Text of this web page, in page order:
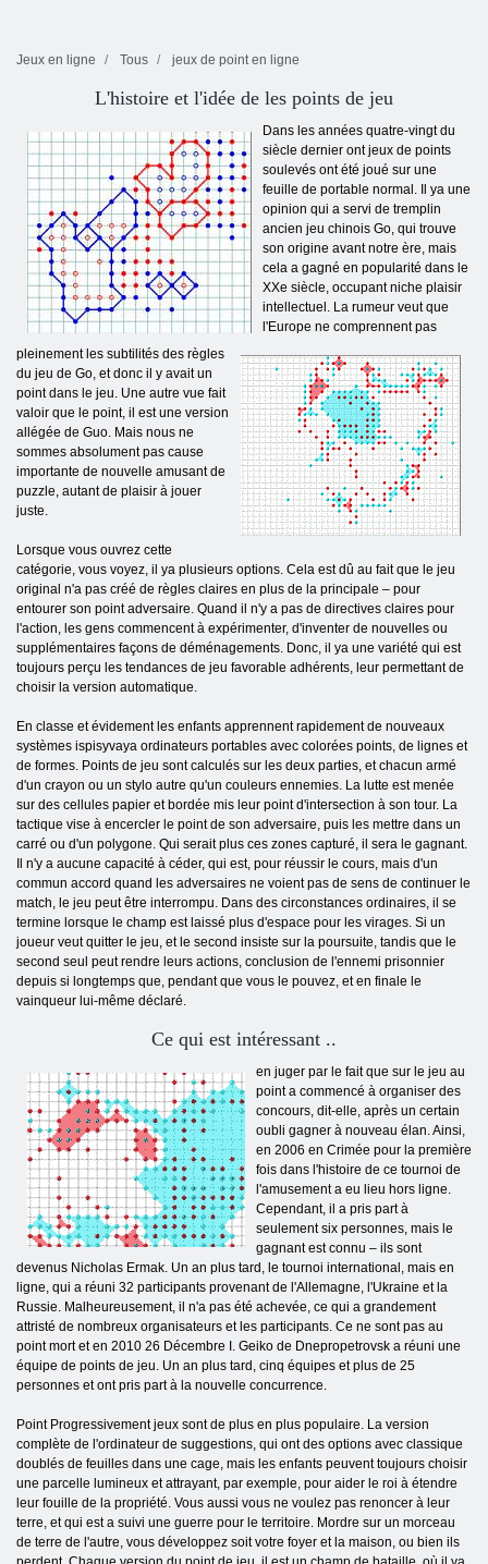
Jeux en ligne Tous jeux de point en ligne
L'histoire et l'idée de les points de jeu
Dans les années quatre-vingt du
siècle dernier ont jeux de points
soulevés ont été joué sur une
feuille de portable normal. Il ya une
opinion qui a servi de tremplin
ancien jeu chinois Go, qui trouve
son origine avant notre ère, mais
cela a gagné en popularité dans le
XXe siècle, occupant niche plaisir
intellectuel. La rumeur veut que
l'Europe ne comprennent pas
pleinement les subtilités des règles
du jeu de Go, et donc il y avait un
point dans le jeu. Une autre vue fait
valoir que le point, il est une version
allégée de Guo. Mais nous ne
sommes absolument pas cause
importante de nouvelle amusant de
puzzle, autant de plaisir à jouer
juste.
Lorsque vous ouvrez cette
catégorie, vous voyez, il ya plusieurs options. Cela est dû au fait que le jeu
original n'a pas créé de règles claires en plus de la principale – pour
entourer son point adversaire. Quand il n'y a pas de directives claires pour
l'action, les gens commencent à expérimenter, d'inventer de nouvelles ou
supplémentaires façons de déménagements. Donc, il ya une variété qui est
toujours perçu les tendances de jeu favorable adhérents, leur permettant de
choisir la version automatique.
En classe et évidement les enfants apprennent rapidement de nouveaux
systèmes ispisyvaya ordinateurs portables avec colorées points, de lignes et
de formes. Points de jeu sont calculés sur les deux parties, et chacun armé
d'un crayon ou un stylo autre qu'un couleurs ennemies. La lutte est menée
sur des cellules papier et bordée mis leur point d'intersection à son tour. La
tactique vise à encercler le point de son adversaire, puis les mettre dans un
carré ou d'un polygone. Qui serait plus ces zones capturé, il sera le gagnant.
Il n'y a aucune capacité à céder, qui est, pour réussir le cours, mais d'un
commun accord quand les adversaires ne voient pas de sens de continuer le
match, le jeu peut être interrompu. Dans des circonstances ordinaires, il se
termine lorsque le champ est laissé plus d'espace pour les virages. Si un
joueur veut quitter le jeu, et le second insiste sur la poursuite, tandis que le
second seul peut rendre leurs actions, conclusion de l'ennemi prisonnier
depuis si longtemps que, pendant que vous le pouvez, et en finale le
vainqueur lui-même déclaré.
Ce qui est intéressant ..
en juger par le fait que sur le jeu au
point a commencé à organiser des
concours, dit-elle, après un certain
oubli gagner à nouveau élan. Ainsi,
en 2006 en Crimée pour la première
fois dans l'histoire de ce tournoi de
l'amusement a eu lieu hors ligne.
Cependant, il a pris part à
seulement six personnes, mais le
gagnant est connu – ils sont
devenus Nicholas Ermak. Un an plus tard, le tournoi international, mais en
ligne, qui a réuni 32 participants provenant de l'Allemagne, l'Ukraine et la
Russie. Malheureusement, il n'a pas été achevée, ce qui a grandement
attristé de nombreux organisateurs et les participants. Ce ne sont pas au
point mort et en 2010 26 Décembre I. Geiko de Dnepropetrovsk a réuni une
équipe de points de jeu. Un an plus tard, cinq équipes et plus de 25
personnes et ont pris part à la nouvelle concurrence.
Point Progressivement jeux sont de plus en plus populaire. La version
complète de l'ordinateur de suggestions, qui ont des options avec classique
doublés de feuilles dans une cage, mais les enfants peuvent toujours choisir
une parcelle lumineux et attrayant, par exemple, pour aider le roi à étendre
leur fouille de la propriété. Vous aussi vous ne voulez pas renoncer à leur
terre, et qui est a suivi une guerre pour le territoire. Mordre sur un morceau
de terre de l'autre, vous développez soit votre foyer et la maison, ou bien ils